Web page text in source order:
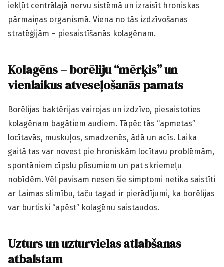
iekļūt centrālajā nervu sistēmā un izraisīt hroniskas
pārmaiņas organismā. Viena no tās izdzīvošanas
stratēģijām – piesaistīšanās kolagēnam.
Kolagēns – borēliju “mērķis” un
vienlaikus atveseļošanās pamats
Borēlijas baktērijas vairojas un izdzīvo, piesaistoties
kolagēnam bagātiem audiem. Tāpēc tās “apmetas”
locītavās, muskuļos, smadzenēs, ādā un acīs. Laika
gaitā tas var novest pie hroniskām locītavu problēmām,
spontāniem cīpslu plīsumiem un pat skriemeļu
nobīdēm. Vēl pavisam nesen šie simptomi netika saistīti
ar Laimas slimību, taču tagad ir pierādījumi, ka borēlijas
var burtiski “apēst” kolagēnu saistaudos.
Uzturs un uzturvielas atlabšanas
atbalstam